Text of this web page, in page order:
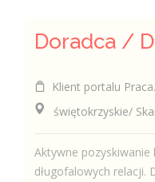
Klient portalu
świętokrzyskie/
Aktywne
długofalowych relacji.